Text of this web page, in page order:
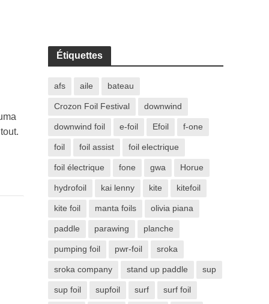
Étiquettes
afs aile bateau
Crozon Foil Festival downwind
downwind foil e-foil Efoil f-one
foil foil assist foil electrique
foil électrique fone gwa Horue
hydrofoil kai lenny kite kitefoil
kite foil manta foils olivia piana
paddle parawing planche
pumping foil pwr-foil sroka
sroka company stand up paddle sup
sup foil supfoil surf surf foil